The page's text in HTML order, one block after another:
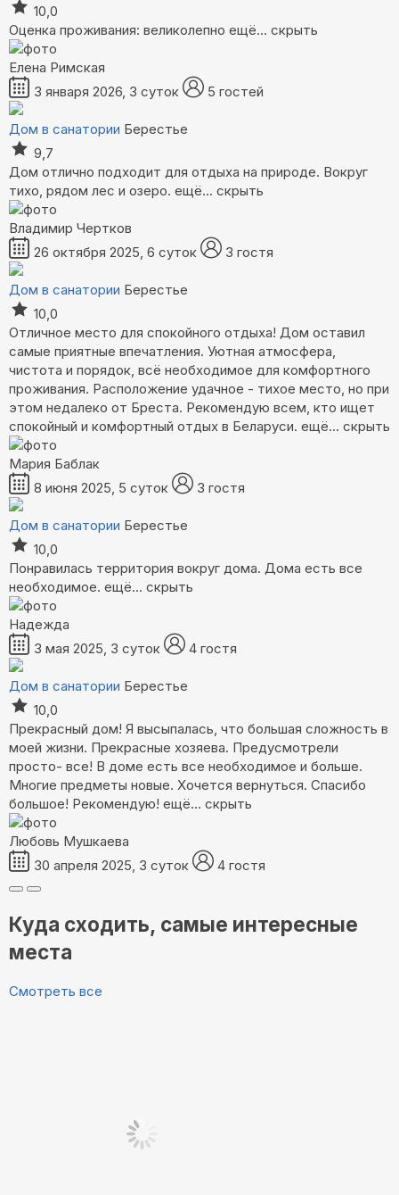
10,0
Оценка проживания: великолепно ещё... скрыть
Елена Римская
3 января 2026, 3 суток
5 гостей
Дом в санатории Берестье
9,7
Дом отлично подходит для отдыха на природе. Вокруг
тихо, рядом лес и озеро. ещё... скрыть
Владимир Чертков
26 октября 2025, 6 суток
3 гостя
Дом в санатории Берестье
10,0
Отличное место для спокойного отдыха! Дом оставил
самые приятные впечатления. Уютная атмосфера,
чистота и порядок, всё необходимое для комфортного
проживания. Расположение удачное - тихое место, но при
этом недалеко от Бреста. Рекомендую всем, кто ищет
спокойный и комфортный отдых в Беларуси. ещё... скрыть
Мария Баблак
8 июня 2025, 5 суток
3 гостя
Дом в санатории Берестье
10,0
Понравилась территория вокруг дома. Дома есть все
необходимое. ещё... скрыть
Надежда
3 мая 2025, 3 суток
4 гостя
Дом в санатории Берестье
10,0
Прекрасный дом! Я высыпалась, что большая сложность в
моей жизни. Прекрасные хозяева. Предусмотрели
просто- все! В доме есть все необходимое и больше.
Многие предметы новые. Хочется вернуться. Спасибо
большое! Рекомендую! ещё... скрыть
Любовь Мушкаева
30 апреля 2025, 3 суток
4 гостя
Куда сходить, самые интересные
места
Смотреть все